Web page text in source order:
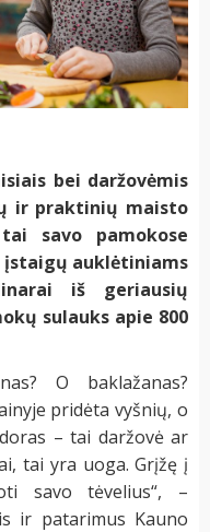
bei daržovėmis
ir praktinių maisto
savo pamokose
įstaigų auklėtiniams
iš geriausių
sulauks apie 800
O baklažanas?
pridėta vyšnių, o
– tai daržovė ar
tai yra uoga. Grįžę į
savo tėvelius“, –
ir patarimus Kauno